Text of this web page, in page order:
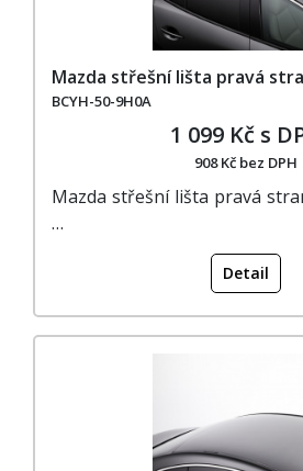
Mazda střešní lišta pravá
BCYH-50-9H0A
1 099 Kč s
908 Kč bez DPH
Mazda střešní lišta pravá
…
Detail